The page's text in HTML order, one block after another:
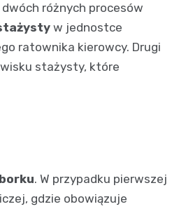
różnych procesów
w jednostce
ratownika kierowcy. Drugi
stażysty, które
. W przypadku pierwszej
gdzie obowiązuje